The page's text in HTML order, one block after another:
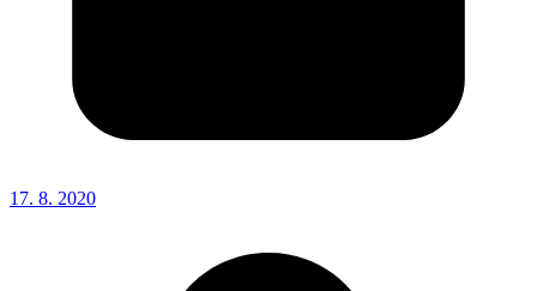
17. 8. 2020